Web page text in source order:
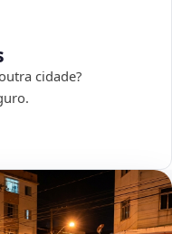
cidade?